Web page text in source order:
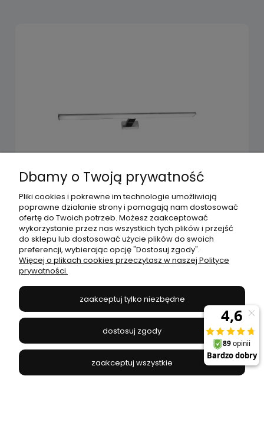
Kinkiet łazienkowy Slim chrom 80cm 18W 4000K
UNO-BH-002 - 1054 DomenoLED
DOMENOLED - 1054DL
do koszyka
Dbamy o Twoją prywatność
Pliki cookies i pokrewne im technologie umożliwiają
poprawne działanie strony i pomagają nam dostosować
ofertę do Twoich potrzeb. Możesz zaakceptować
wykorzystanie przez nas wszystkich tych plików i przejść
do sklepu lub dostosować użycie plików do swoich
preferencji, wybierając opcję "Dostosuj zgody".
Więcej o plikach cookies przeczytasz w naszej Polityce
prywatności.
zaakceptuj tylko niezbędne
dostosuj zgody
zaakceptuj wszystkie